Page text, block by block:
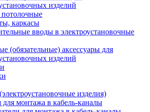
изделий
потолочные
каркасы
вводы в электроустановочные
(обязательные) аксессуары для
изделий
изделия)
для монтажа в кабель-каналы